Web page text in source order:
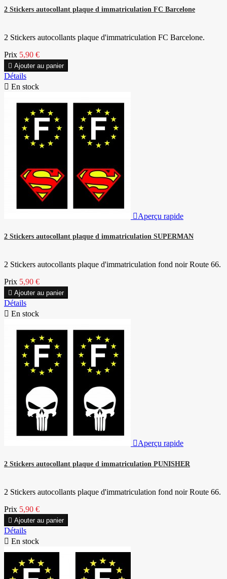
2 Stickers autocollant plaque d immatriculation FC Barcelone
2 Stickers autocollants plaque d'immatriculation FC Barcelone.
Prix 5,90 €
 Ajouter au panier
Détails
 En stock
Aperçu rapide
2 Stickers autocollant plaque d immatriculation SUPERMAN
2 Stickers autocollants plaque d'immatriculation fond noir Route 66.
Prix 5,90 €
 Ajouter au panier
Détails
 En stock
Aperçu rapide
2 Stickers autocollant plaque d immatriculation PUNISHER
2 Stickers autocollants plaque d'immatriculation fond noir Route 66.
Prix 5,90 €
 Ajouter au panier
Détails
 En stock